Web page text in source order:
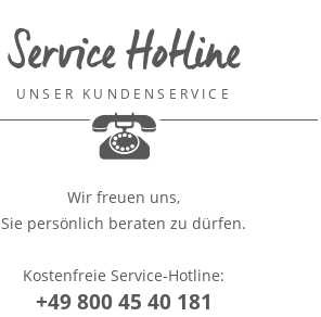
Service Hotline
UNSER KUNDENSERVICE
Wir freuen uns,
Sie persönlich beraten zu dürfen.
Kostenfreie Service-Hotline:
+49 800 45 40 181